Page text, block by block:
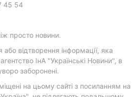
45 54
просто новини.
відтворення інформації, яка
ІнА "Українські Новини", в
заборонені.
на цьому сайті з посиланням на